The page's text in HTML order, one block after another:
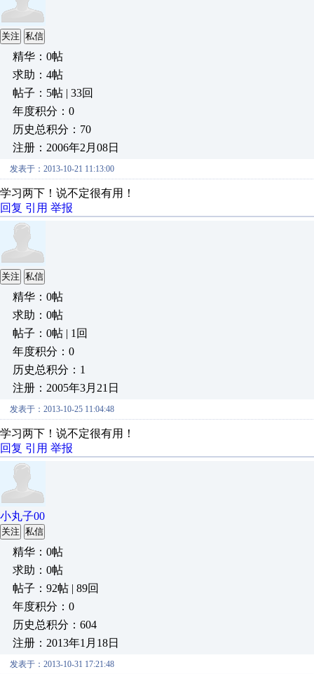
关注 私信
精华：0帖
求助：4帖
帖子：5帖 | 33回
年度积分：0
历史总积分：70
注册：2006年2月08日
发表于：2013-10-21 11:13:00
学习两下！说不定很有用！
回复 引用 举报
关注 私信
精华：0帖
求助：0帖
帖子：0帖 | 1回
年度积分：0
历史总积分：1
注册：2005年3月21日
发表于：2013-10-25 11:04:48
学习两下！说不定很有用！
回复 引用 举报
小丸子00
关注 私信
精华：0帖
求助：0帖
帖子：92帖 | 89回
年度积分：0
历史总积分：604
注册：2013年1月18日
发表于：2013-10-31 17:21:48